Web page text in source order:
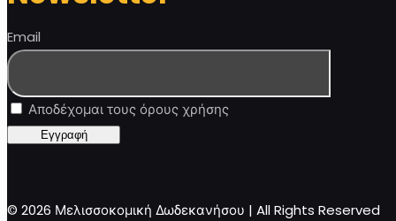
Email
Αποδέχομαι τους όρους χρήσης
© 2026 Μελισσοκομική Δωδεκανήσου | All Rights Reserved